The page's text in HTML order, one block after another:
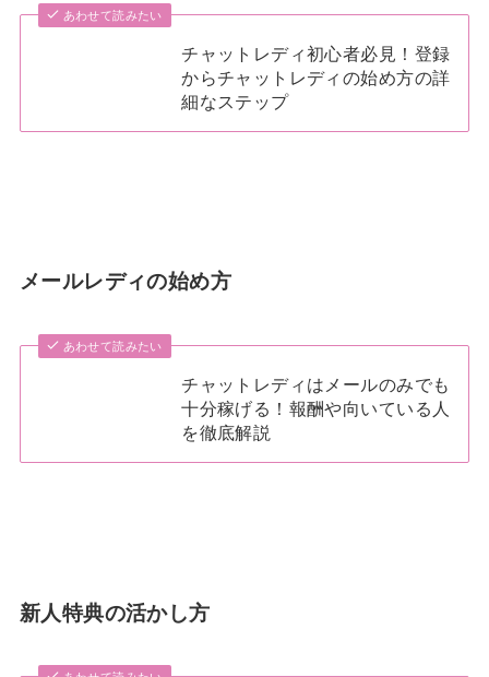
あわせて読みたい
チャットレディ初心者必見！登録
からチャットレディの始め方の詳
細なステップ
メールレディの始め方
あわせて読みたい
チャットレディはメールのみでも
十分稼げる！報酬や向いている人
を徹底解説
新人特典の活かし方